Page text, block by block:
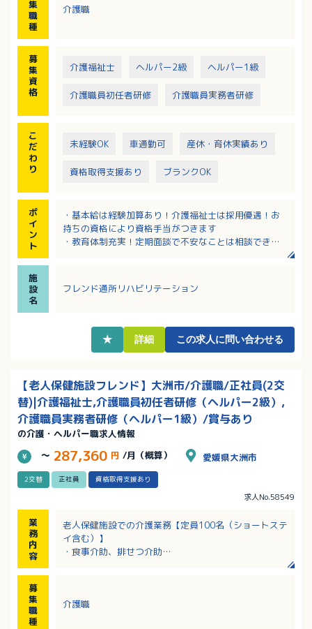
リフト車等）を利用
集
職
種
介護職
募
集
資
格
介護福祉士 ヘルパー2級 ヘルパー1級
介護職員初任者研修 介護職員実務者研修
こ
だ
わ
り
未経験OK 車通勤可 産休・育休実績あり
資格取得支援あり ブランクOK
ポ
イ
ン
ト
・基本給は経験加算あり！介護福祉士は採用優遇！お
持ちの資格により資格手当がつきます
・教育体制充実！定期面談で不安なことは相談できる
みや働き方の相談ができる職場です
施
設
名
フレンド通所リハビリテーション
★ 詳細 この求人に問い合わせる
【老人保健施設フレンド】大洲市/介護職/正社員(2交
替)|介護福祉士,介護職員初任者研修（ヘルパー2級）,
介護職員実務者研修（ヘルパー1級）/賞与あり
の介護・ヘルパー職求人情報
～ 287,360 円 /月（概算） 愛媛県大洲市
2交替 正社員 資格取得支援あり
求人No.58549
業
務
内
容
老人保健施設での介護業務【定員100名（ショートステ
イ含む）】
・食事介助、排せつ介助
募
集
職
種
介護職